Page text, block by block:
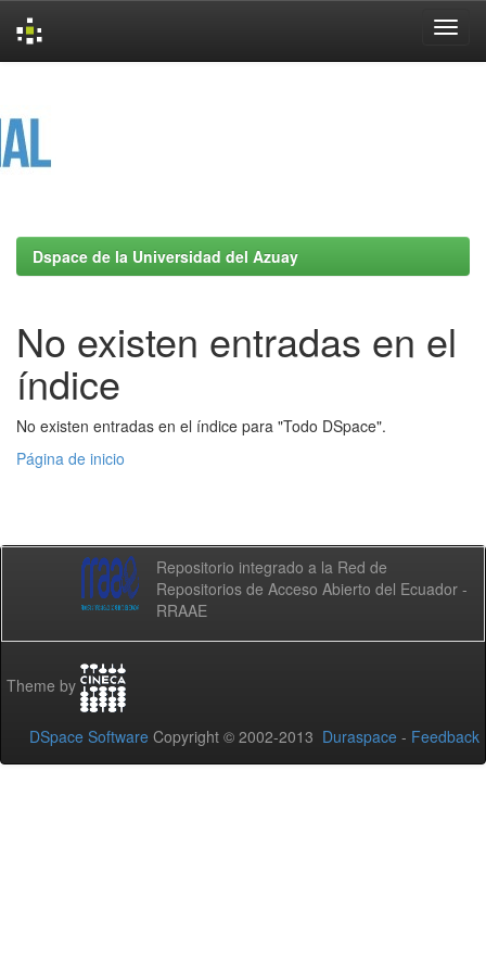
Dspace de la Universidad del Azuay
No existen entradas en el
índice
No existen entradas en el índice para "Todo DSpace".
Página de inicio
Repositorio integrado a la Red de
Repositorios de Acceso Abierto del Ecuador -
RRAAE
Theme by
DSpace Software Copyright © 2002-2013 Duraspace - Feedback